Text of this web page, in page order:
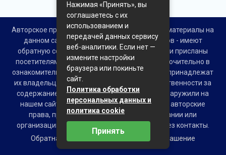
Авторское право © Все права защищены. Все материалы на
данном сайте взяты из открытых источников - имеют
обратную ссылку на материал в интернете или присланы
посетителями сайта и предоставляются исключительно в
ознакомительных целях. Права на материалы принадлежат
их владельцам. Администрация сайта ответственности за
содержание материала не несет. Если Вы обнаружили на
нашем сайте материалы, которые нарушают авторские
права, принадлежащие Вам, Вашей компании или
организации, пожалуйста, сообщите нам через контакты.
Обратная связь
Пользовательское соглашение
Нажимая «Принять», вы
соглашаетесь с их
использованием и
передачей данных сервису
веб-аналитики. Если нет —
измените настройки
браузера или покиньте
сайт.
Политика обработки
персональных данных и
политика cookie
Принять